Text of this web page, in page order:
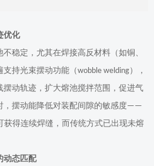
优化
稳定，尤其在焊接高反材料（如铜、
持光束摆动功能（wobble welding），
动轨迹，扩大熔池搅拌范围，促进气
摆动能降低对装配间隙的敏感度——
获得连续焊缝，而传统方式已出现未熔
动态匹配